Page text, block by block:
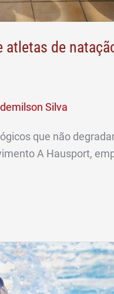
atletas de
Silva
que não
A Hausport,